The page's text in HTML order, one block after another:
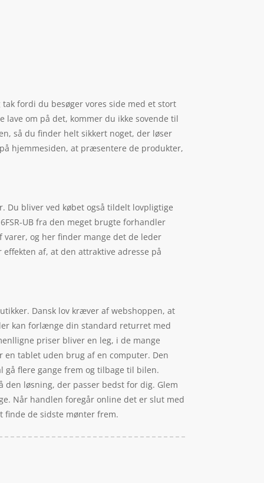
fordi du besøger vores side med et stort
om på det, kommer du ikke sovende til
så du finder helt sikkert noget, der løser
hjemmesiden, at præsentere de produkter,
Du bliver ved købet også tildelt lovpligtige
UB fra den meget brugte forhandler
varer, og her finder mange det de leder
af, at den attraktive adresse på
Dansk lov kræver af webshoppen, at
kan forlænge din standard returret med
priser bliver en leg, i de mange
en tablet uden brug af en computer. Den
flere gange frem og tilbage til bilen.
løsning, der passer bedst for dig. Glem
Når handlen foregår online det er slut med
finde de sidste mønter frem.